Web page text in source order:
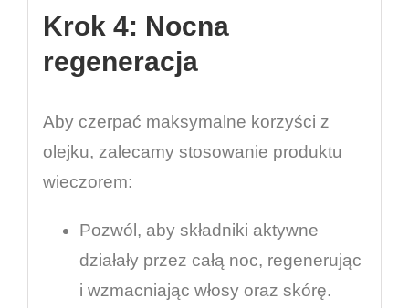
Krok 4: Nocna
regeneracja
Aby czerpać maksymalne korzyści z
olejku, zalecamy stosowanie produktu
wieczorem:
Pozwól, aby składniki aktywne
działały przez całą noc, regenerując
i wzmacniając włosy oraz skórę.